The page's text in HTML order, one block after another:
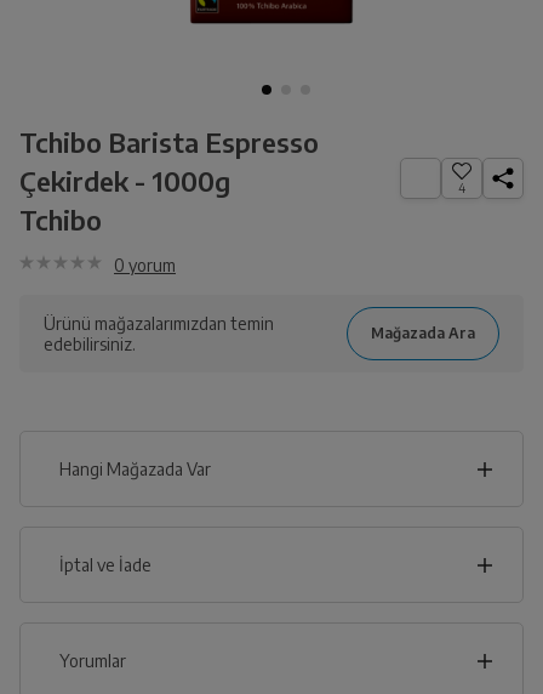
Tchibo Barista Espresso
Çekirdek - 1000g
Tchibo
4
0 yorum
Ürünü mağazalarımızdan temin
edebilirsiniz.
Hangi Mağazada Var
İptal ve İade
Siparişlerim sayfasından iade etmek istediğiniz ürünü
Yorumlar